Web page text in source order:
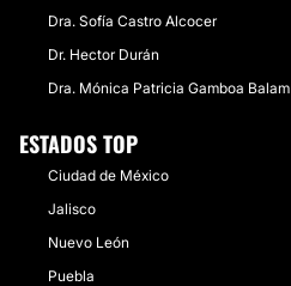
Dra. Sofía Castro Alcocer
Dr. Hector Durán
Dra. Mónica Patricia Gamboa Balam
ESTADOS TOP
Ciudad de México
Jalisco
Nuevo León
Puebla